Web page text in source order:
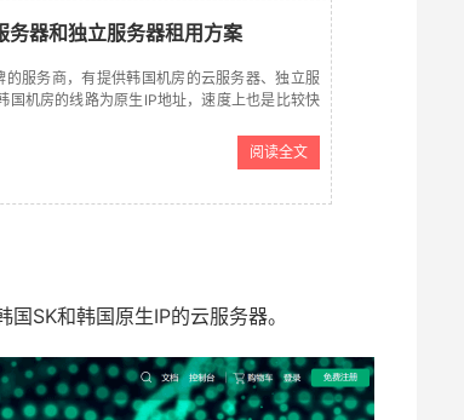
器和独立服务器租用方案
服务商，有提供韩国机房的云服务器、独立服
国机房的线路为原生IP地址，速度上也是比较快
阅读全文
SK和韩国原生IP的云服务器。